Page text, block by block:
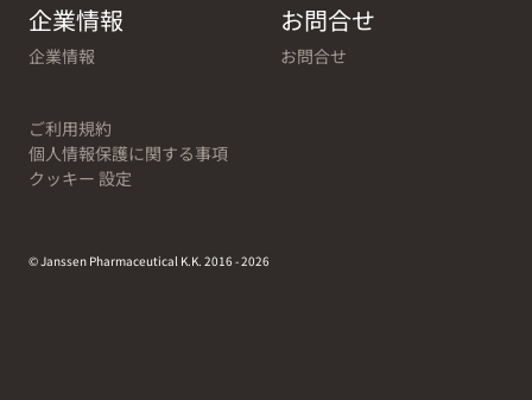
企業情報
企業情報
お問合せ
お問合せ
ご利用規約
個人情報保護に関する事項
クッキー 設定
© Janssen Pharmaceutical K.K. 2016 - 2026